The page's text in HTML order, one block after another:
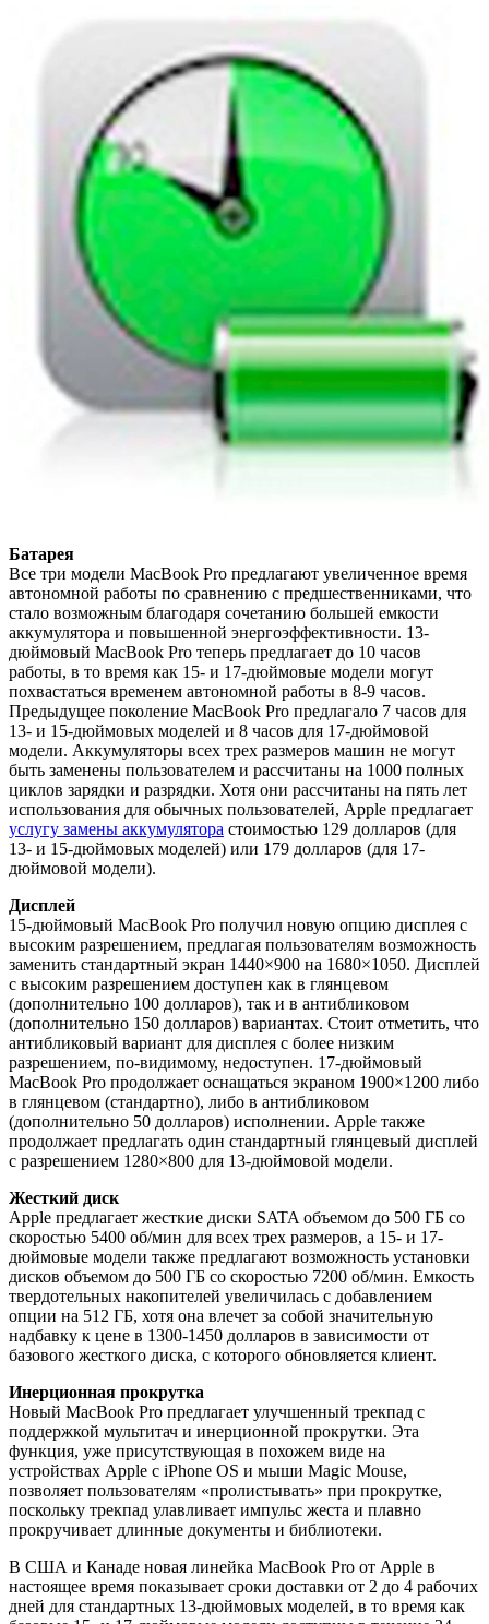
Батарея
Все три модели MacBook Pro предлагают увеличенное время
автономной работы по сравнению с предшественниками, что
стало возможным благодаря сочетанию большей емкости
аккумулятора и повышенной энергоэффективности. 13-
дюймовый MacBook Pro теперь предлагает до 10 часов
работы, в то время как 15- и 17-дюймовые модели могут
похвастаться временем автономной работы в 8-9 часов.
Предыдущее поколение MacBook Pro предлагало 7 часов для
13- и 15-дюймовых моделей и 8 часов для 17-дюймовой
модели. Аккумуляторы всех трех размеров машин не могут
быть заменены пользователем и рассчитаны на 1000 полных
циклов зарядки и разрядки. Хотя они рассчитаны на пять лет
использования для обычных пользователей, Apple предлагает
услугу замены аккумулятора стоимостью 129 долларов (для
13- и 15-дюймовых моделей) или 179 долларов (для 17-
дюймовой модели).
Дисплей
15-дюймовый MacBook Pro получил новую опцию дисплея с
высоким разрешением, предлагая пользователям возможность
заменить стандартный экран 1440×900 на 1680×1050. Дисплей
с высоким разрешением доступен как в глянцевом
(дополнительно 100 долларов), так и в антибликовом
(дополнительно 150 долларов) вариантах. Стоит отметить, что
антибликовый вариант для дисплея с более низким
разрешением, по-видимому, недоступен. 17-дюймовый
MacBook Pro продолжает оснащаться экраном 1900×1200 либо
в глянцевом (стандартно), либо в антибликовом
(дополнительно 50 долларов) исполнении. Apple также
продолжает предлагать один стандартный глянцевый дисплей
с разрешением 1280×800 для 13-дюймовой модели.
Жесткий диск
Apple предлагает жесткие диски SATA объемом до 500 ГБ со
скоростью 5400 об/мин для всех трех размеров, а 15- и 17-
дюймовые модели также предлагают возможность установки
дисков объемом до 500 ГБ со скоростью 7200 об/мин. Емкость
твердотельных накопителей увеличилась с добавлением
опции на 512 ГБ, хотя она влечет за собой значительную
надбавку к цене в 1300-1450 долларов в зависимости от
базового жесткого диска, с которого обновляется клиент.
Инерционная прокрутка
Новый MacBook Pro предлагает улучшенный трекпад с
поддержкой мультитач и инерционной прокрутки. Эта
функция, уже присутствующая в похожем виде на
устройствах Apple с iPhone OS и мыши Magic Mouse,
позволяет пользователям «пролистывать» при прокрутке,
поскольку трекпад улавливает импульс жеста и плавно
прокручивает длинные документы и библиотеки.
В США и Канаде новая линейка MacBook Pro от Apple в
настоящее время показывает сроки доставки от 2 до 4 рабочих
дней для стандартных 13-дюймовых моделей, в то время как